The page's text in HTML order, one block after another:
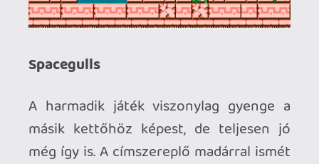
Bár az Evercade konzolt eredetileg régi
idővel figyelmem az eddig ismeretlen
modern retro címek felé fordult.
fejlesztésű címeket, és kiváló lehetőség a
gyűjtők számára is fizikai formában
birtokolni ezeket. Örülök, hogy
megismerhettem a Morphcat Games-t,